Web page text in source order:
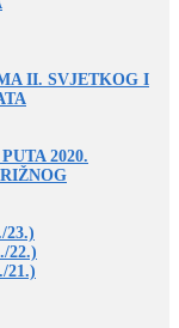
II. SVJETKOG I
2020.
23.)
22.)
21.)